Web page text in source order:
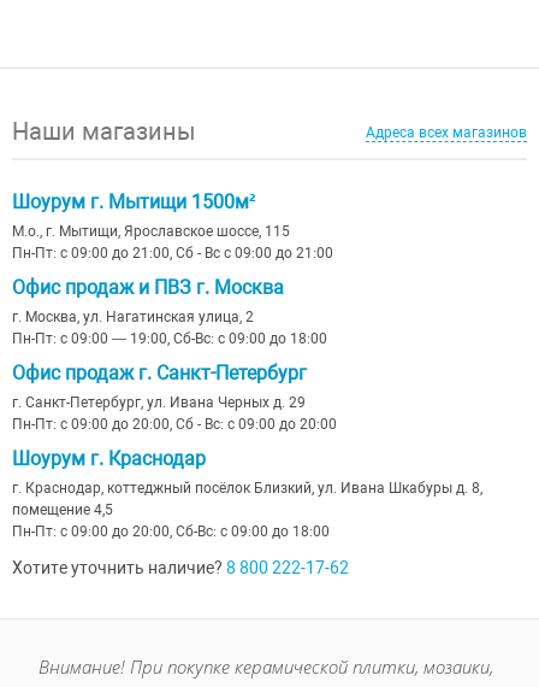
Наши магазины Адреса всех магазинов
Шоурум г. Мытищи 1500м²
М.о., г. Мытищи, Ярославское шоссе, 115
Пн-Пт: с 09:00 до 21:00, Сб - Вс с 09:00 до 21:00
Офис продаж и ПВЗ г. Москва
г. Москва, ул. Нагатинская улица, 2
Пн-Пт: с 09:00 — 19:00, Сб-Вс: с 09:00 до 18:00
Офис продаж г. Санкт-Петербург
г. Санкт-Петербург, ул. Ивана Черных д. 29
Пн-Пт: с 09:00 до 20:00, Сб - Вс: с 09:00 до 20:00
Шоурум г. Краснодар
г. Краснодар, коттеджный посёлок Близкий, ул. Ивана Шкабуры д. 8,
помещение 4,5
Пн-Пт: с 09:00 до 20:00, Сб-Вс: с 09:00 до 18:00
Хотите уточнить наличие? 8 800 222-17-62
Внимание! При покупке керамической плитки, мозаики,